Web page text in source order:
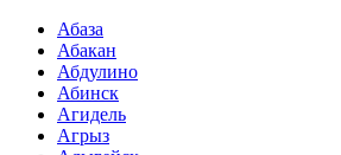
Абаза
Абакан
Абдулино
Абинск
Агидель
Агрыз